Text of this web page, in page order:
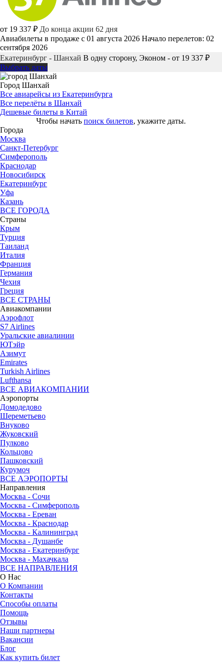
от 19 337 ₽ До конца акции 62 дня
Авиабилеты в продаже с 01 августа 2026 Начало перелетов: 02
сентября 2026
Екатеринбург - Шанхай В одну сторону, Эконом - от 19 337 ₽
Выбрать даты
Город Шанхай
Все авиарейсы из Екатеринбурга
Все перелёты в Шанхай
Дешевые билеты в Китай
Чтобы начать поиск билетов, укажите даты.
Города
Москва
Санкт-Петербург
Симферополь
Краснодар
Новосибирск
Екатеринбург
Уфа
Казань
ВСЕ ГОРОДА
Страны
Крым
Турция
Таиланд
Италия
Франция
Германия
Чехия
Греция
ВСЕ СТРАНЫ
Авиакомпании
Аэрофлот
S7 Airlines
Уральские авиалинии
ЮТэйр
Азимут
Emirates
Turkish Airlines
Lufthansa
ВСЕ АВИАКОМПАНИИ
Аэропорты
Домодедово
Шереметьево
Внуково
Жуковский
Пулково
Кольцово
Пашковский
Курумоч
ВСЕ АЭРОПОРТЫ
Направления
Москва - Сочи
Москва - Симферополь
Москва - Ереван
Москва - Краснодар
Москва - Калининград
Москва - Душанбе
Москва - Екатеринбург
Москва - Махачкала
ВСЕ НАПРАВЛЕНИЯ
О Нас
О Компании
Контакты
Способы оплаты
Помощь
Отзывы
Наши партнеры
Вакансии
Блог
Как купить билет